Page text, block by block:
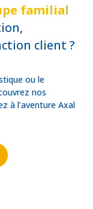
familial
client ?
ou le
nos
à l’aventure Axal